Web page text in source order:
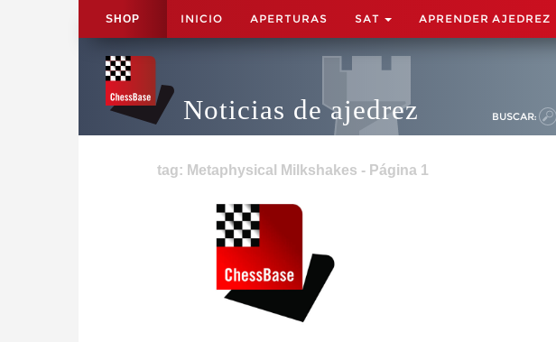
SHOP INICIO APERTURAS SAT APRENDER AJEDREZ
Noticias de ajedrez BUSCAR:
tag: Metaphysical Milkshakes - Página 1